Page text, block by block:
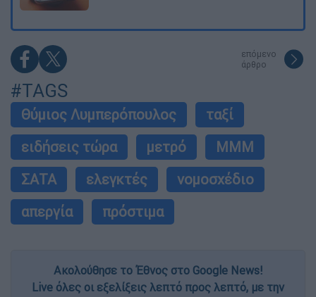
επόμενο
άρθρο
#TAGS
Θύμιος Λυμπερόπουλος
ταξί
ειδήσεις τώρα
μετρό
ΜΜΜ
ΣΑΤΑ
ελεγκτές
νομοσχέδιο
απεργία
πρόστιμα
Ακολούθησε το Έθνος στο Google News!
Live όλες οι εξελίξεις λεπτό προς λεπτό, με την